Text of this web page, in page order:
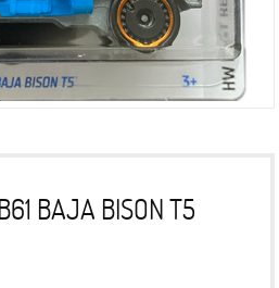
BAJA BISON T5